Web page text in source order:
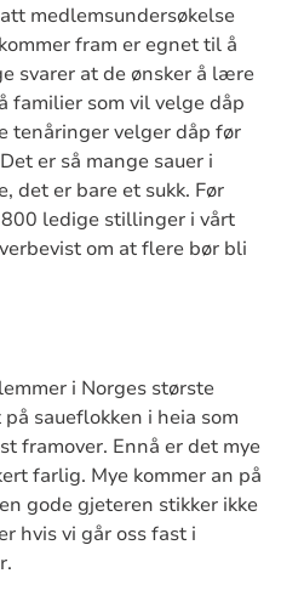
medlemsundersøkelse
fram er egnet til å
svarer at de ønsker å lære
familier som vil velge dåp
tenåringer velger dåp før
er så mange sauer i
det er bare et sukk. Før
ledige stillinger i vårt
om at flere bør bli
i Norges største
saueflokken i heia som
framover. Ennå er det mye
farlig. Mye kommer an på
gode gjeteren stikker ikke
hvis vi går oss fast i